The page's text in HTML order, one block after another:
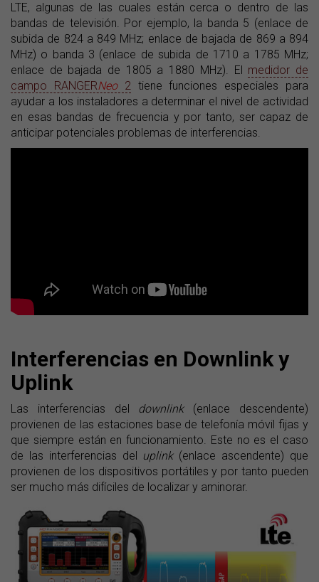
LTE, algunas de las cuales están cerca o dentro de las
bandas de televisión. Por ejemplo, la banda 5 (enlace de
subida de 824 a 849 MHz; enlace de bajada de 869 a 894
MHz) o banda 3 (enlace de subida de 1710 a 1785 MHz;
enlace de bajada de 1805 a 1880 MHz). El medidor de
campo RANGERNeo2tiene funciones especiales para
ayudar a los instaladores a determinar el nivel de actividad
en esas bandas de frecuencia y por tanto, ser capaz de
anticipar potenciales problemas de interferencias.
Interferencias en Downlink y
Uplink
Las interferencias del downlink(enlace descendente)
provienen de las estaciones base de telefonía móvil fijas y
que siempre están en funcionamiento. Este no es el caso
de las interferencias del uplink(enlace ascendente) que
provienen de los dispositivos portátiles y por tanto pueden
ser mucho más difíciles de localizar y aminorar.